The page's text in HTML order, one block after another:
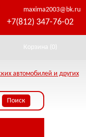
maxima2003@bk.ru
+7(812) 347-76-02
Корзина (0)